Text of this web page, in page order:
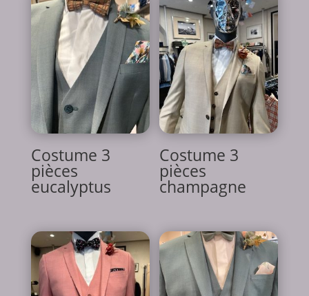
Costume 3
pièces
eucalyptus
Costume 3
pièces
champagne